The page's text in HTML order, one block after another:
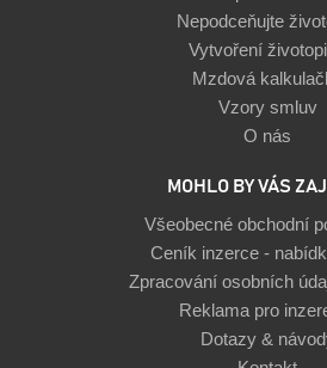
Nepodceňujte
Vytvoření
Mzdová
Vzory smluv
O nás
MOHLO BY VÁS
Všeobecné obchodní
Ceník inzerce -
Zpracování osobních
Reklama pro
Dotazy &